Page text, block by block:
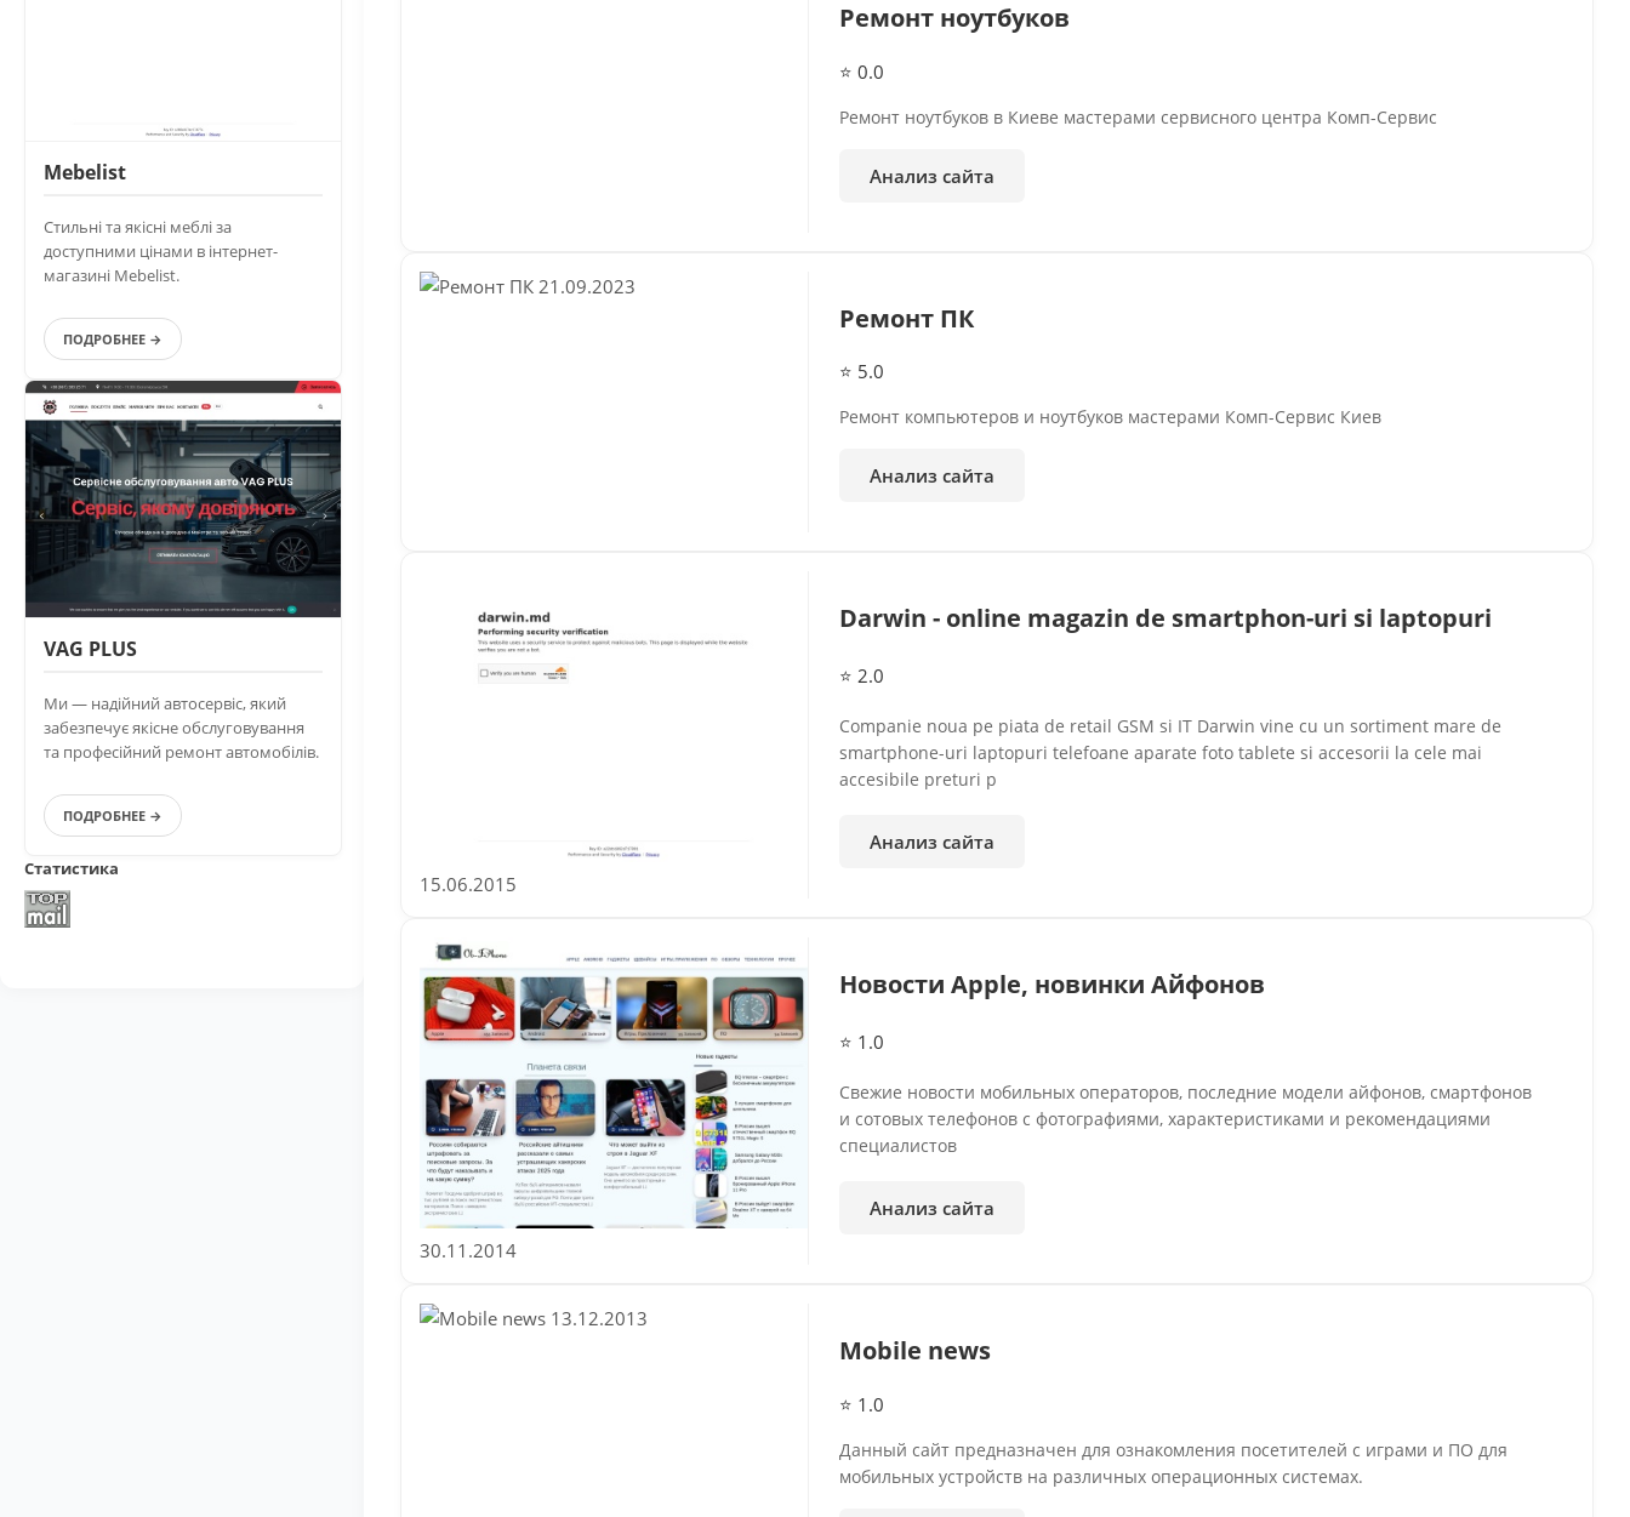
Mebelist
Стильні та якісні меблі за
доступними цінами в інтернет-
магазині Mebelist.
ПОДРОБНЕЕ →
VAG PLUS
Ми — надійний автосервіс, який
забезпечує якісне обслуговування
та професійний ремонт автомобілів.
ПОДРОБНЕЕ →
Статистика
Ремонт ноутбуков
⭐ 0.0
Ремонт ноутбуков в Киеве мастерами сервисного центра Комп-Сервис
Анализ сайта
21.09.2023
Ремонт ПК
⭐ 5.0
Ремонт компьютеров и ноутбуков мастерами Комп-Сервис Киев
Анализ сайта
15.06.2015
Darwin - online magazin de smartphon-uri si laptopuri
⭐ 2.0
Companie noua pe piata de retail GSM si IT Darwin vine cu un sortiment mare de
smartphone-uri laptopuri telefoane aparate foto tablete si accesorii la cele mai
accesibile preturi p
Анализ сайта
30.11.2014
Новости Apple, новинки Айфонов
⭐ 1.0
Свежие новости мобильных операторов, последние модели айфонов, смартфонов
и сотовых телефонов с фотографиями, характеристиками и рекомендациями
специалистов
Анализ сайта
13.12.2013
Mobile news
⭐ 1.0
Данный сайт предназначен для ознакомления посетителей с играми и ПО для
мобильных устройств на различных операционных системах.